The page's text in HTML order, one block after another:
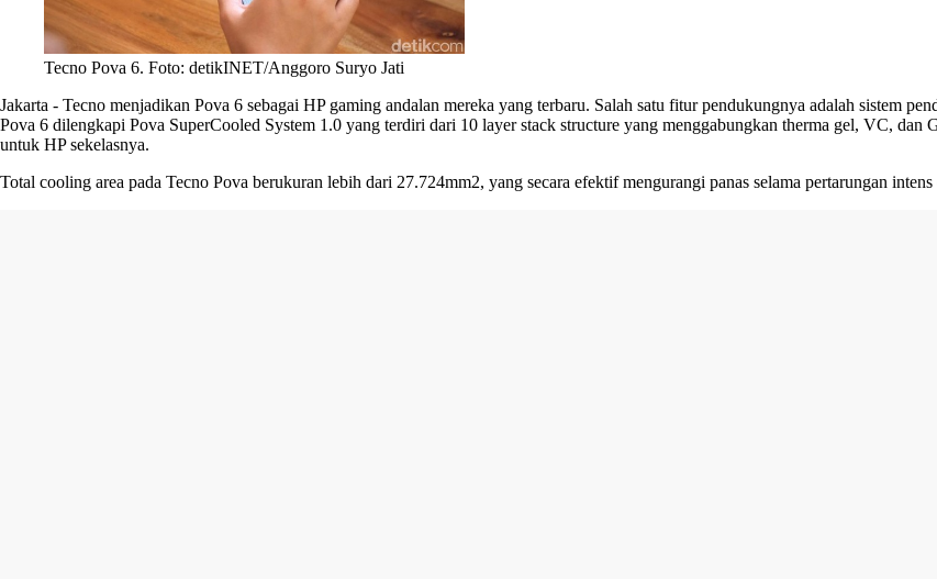
Tecno Pova 6. Foto: detikINET/Anggoro Suryo Jati
Jakarta - Tecno menjadikan Pova 6 sebagai HP gaming andalan mereka yang terbaru. Salah satu fitur pendukungnya adalah sistem
Pova 6 dilengkapi Pova SuperCooled System 1.0 yang terdiri dari 10 layer stack structure yang menggabungkan therma gel, VC, dan
untuk HP sekelasnya.
Total cooling area pada Tecno Pova berukuran lebih dari 27.724mm2, yang secara efektif mengurangi panas selama pertarungan